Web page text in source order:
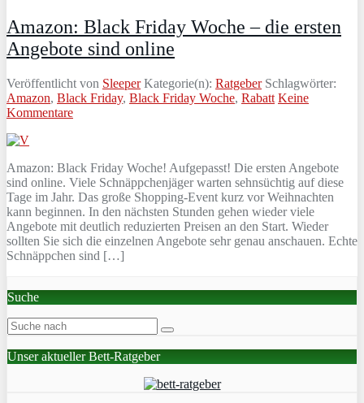
Amazon: Black Friday Woche – die ersten
Angebote sind online
Veröffentlicht von Sleeper Kategorie(n): RatgeberSchlagwörter:
Amazon, Black Friday, Black Friday Woche, Rabatt Keine
Kommentare
Amazon: Black Friday Woche! Aufgepasst! Die ersten Angebote
sind online. Viele Schnäppchenjäger warten sehnsüchtig auf diese
Tage im Jahr. Das große Shopping-Event kurz vor Weihnachten
kann beginnen. In den nächsten Stunden gehen wieder viele
Angebote mit deutlich reduzierten Preisen an den Start. Wieder
sollten Sie sich die einzelnen Angebote sehr genau anschauen. Echte
Schnäppchen sind […]
Suche
Unser aktueller Bett-Ratgeber